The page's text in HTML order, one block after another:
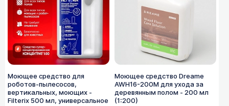
Моющее средство для
роботов-пылесосов,
вертикальных, моющих -
Filterix 500 мл, универсальное
Моющее средство Dreame
AWH16-200M для ухода за
деревянным полом - 200 мл
(1:200)